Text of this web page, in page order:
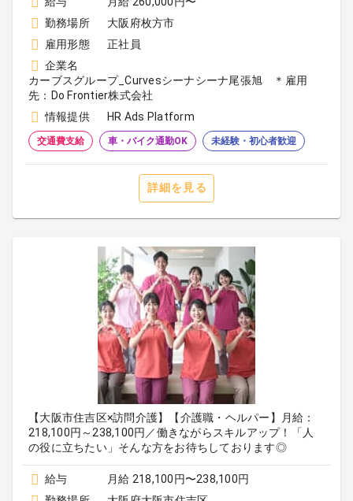
勤務場所
大阪府枚方市
雇用形態
正社員
企業名
カーブスグループ_Curvesシーナシーナ尾張旭 ＊雇用
先：Do Frontier株式会社
情報提供
HR Ads Platform
交通費支給 車・バイク通勤OK 未経験・初心者歓迎
詳細を見る
【大阪市住吉区×訪問介護】【介護職・ヘルパー】月給：
218,100円～238,100円／働きながらスキルアップ！「人
の役に立ちたい」そんな方をお待ちしております◎
給与
月給 218,100円〜238,100円